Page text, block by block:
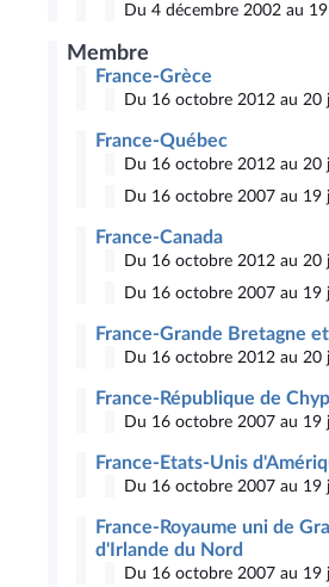
Du 4 décembre 2002 au
Membre
France-Grèce
Du 16 octobre 2012 au 20
France-Québec
Du 16 octobre 2012 au 20
Du 16 octobre 2007 au 19
France-Canada
Du 16 octobre 2012 au 20
Du 16 octobre 2007 au 19
France-Grande Bretagne
Du 16 octobre 2012 au 20
France-République de
Du 16 octobre 2007 au 19
France-Etats-Unis
Du 16 octobre 2007 au 19
France-Royaume uni de
d'Irlande du Nord
Du 16 octobre 2007 au 19